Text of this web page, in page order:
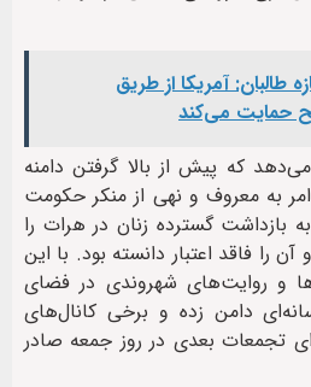
طالبان: آمریکا از طریق
حمایت می‌کند
که پیش از بالا گرفتن دامنه
به معروف و نهی از منکر حکومت
بازداشت گسترده زنان در هرات را
را فاقد اعتبار دانسته بود. با این
و روایت‌های شهروندی در فضای
دامن زده و برخی کانال‌های
تجمعات بعدی در روز جمعه صادر